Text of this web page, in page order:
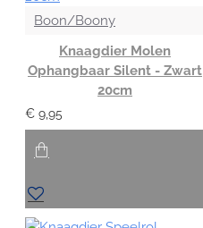
Boon/Boony
Knaagdier Molen
Ophangbaar Silent - Zwart
20cm
€ 9,95